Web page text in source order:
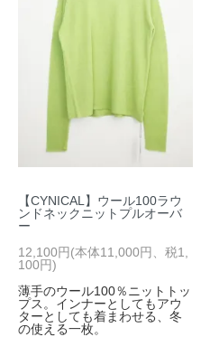
【CYNICAL】ウール100ラウ
ンドネックニットプルオーバ
ー
12,100円(本体11,000円、税1,
100円)
薄手のウール100％ニットトッ
プス。インナーとしてもアウ
ターとしても着まわせる、冬
の使える一枚。